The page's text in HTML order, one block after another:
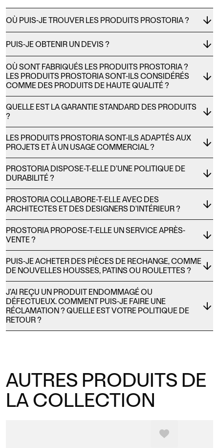
OÙ PUIS-JE TROUVER LES PRODUITS PROSTORIA ?
PUIS-JE OBTENIR UN DEVIS ?
OÙ SONT FABRIQUÉS LES PRODUITS PROSTORIA ?
LES PRODUITS PROSTORIA SONT-ILS CONSIDÉRÉS
COMME DES PRODUITS DE HAUTE QUALITÉ ?
QUELLE EST LA GARANTIE STANDARD DES PRODUITS
?
LES PRODUITS PROSTORIA SONT-ILS ADAPTÉS AUX
PROJETS ET À UN USAGE COMMERCIAL ?
PROSTORIA DISPOSE-T-ELLE D’UNE POLITIQUE DE
DURABILITÉ ?
PROSTORIA COLLABORE-T-ELLE AVEC DES
ARCHITECTES ET DES DESIGNERS D’INTÉRIEUR ?
PROSTORIA PROPOSE-T-ELLE UN SERVICE APRÈS-
VENTE ?
PUIS-JE ACHETER DES PIÈCES DE RECHANGE, COMME
DE NOUVELLES HOUSSES, PATINS OU ROULETTES ?
J’AI REÇU UN PRODUIT ENDOMMAGÉ OU
DÉFECTUEUX. COMMENT PUIS-JE FAIRE UNE
RÉCLAMATION ? QUELLE EST VOTRE POLITIQUE DE
RETOUR ?
AUTRES PRODUITS DE
LA COLLECTION